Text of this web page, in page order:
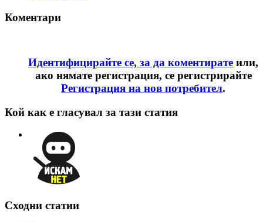
Коментари
Идентифицирайте се, за да коментирате или,
ако нямате регистрация, се регистрирайте
Регистрация на нов потребител.
Кой как е гласувал за тази статия
Сходни статии